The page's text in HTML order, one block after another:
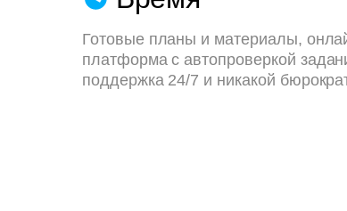
Готовые планы и материалы,
платформа с автопроверкой
поддержка 24/7 и никакой